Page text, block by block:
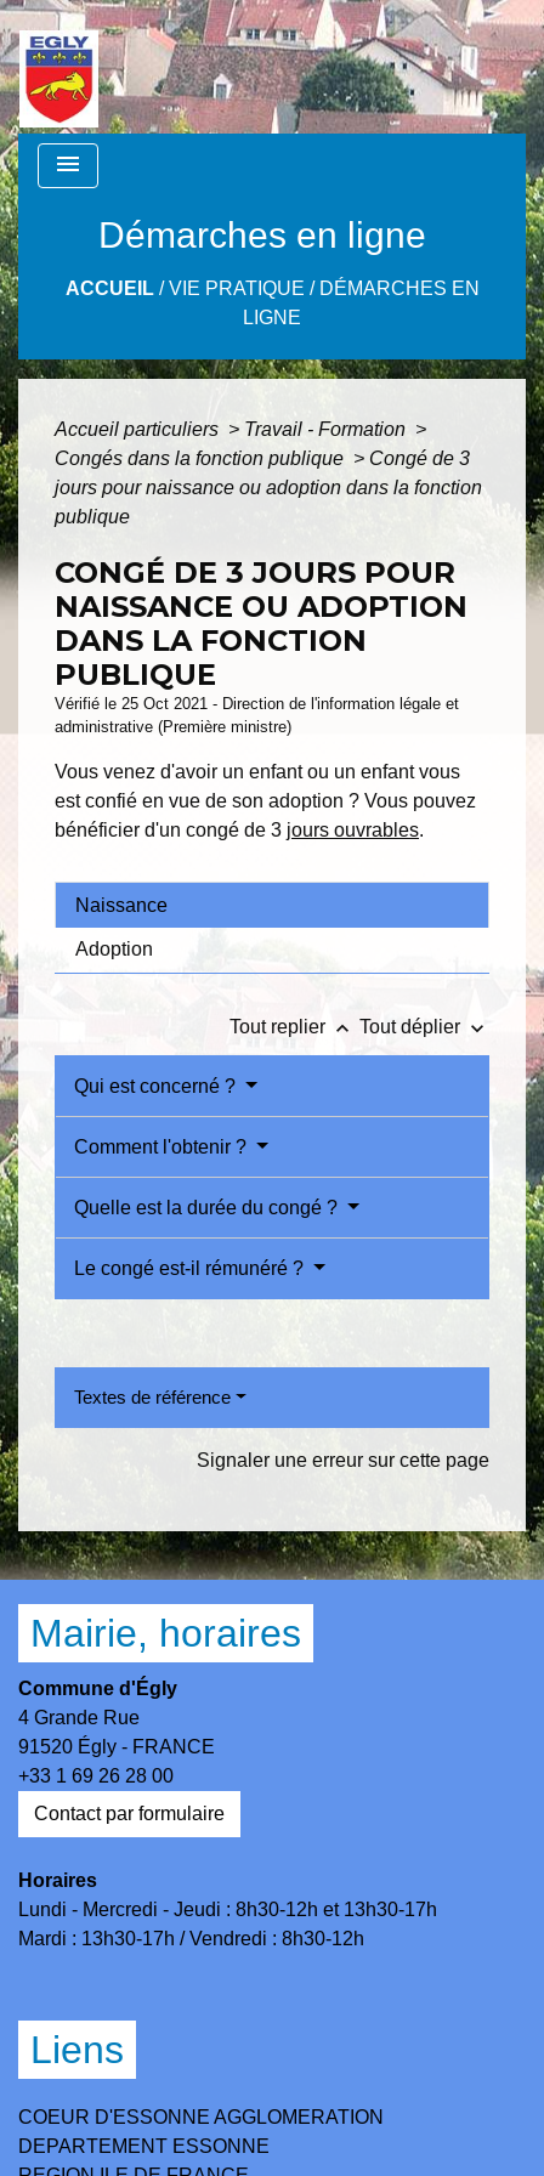
menu
Démarches en ligne
ACCUEIL/VIE PRATIQUE / DÉMARCHES EN
LIGNE
Accueil particuliers > Travail - Formation >
Congés dans la fonction publique > Congé de 3
jours pour naissance ou adoption dans la fonction
publique
CONGÉ DE 3 JOURS POUR
NAISSANCE OU ADOPTION
DANS LA FONCTION
PUBLIQUE
Vérifié le 25 Oct 2021 - Direction de l'information légale et
administrative (Première ministre)
Vous venez d'avoir un enfant ou un enfant vous
est confié en vue de son adoption ? Vous pouvez
bénéficier d'un congé de 3 jours ouvrables.
Naissance
Adoption
Tout replier keyboard_arrow_up Tout déplier keyboard_arrow_down
Qui est concerné ?
Comment l'obtenir ?
Quelle est la durée du congé ?
Le congé est-il rémunéré ?
Textes de référence
Signaler une erreur sur cette page
Mairie, horaires
Commune d'Égly
4 Grande Rue
91520 Égly - FRANCE
+33 1 69 26 28 00
Contact par formulaire
Horaires
Lundi - Mercredi - Jeudi : 8h30-12h et 13h30-17h
Mardi : 13h30-17h / Vendredi : 8h30-12h
Liens
COEUR D'ESSONNE AGGLOMERATION
DEPARTEMENT ESSONNE